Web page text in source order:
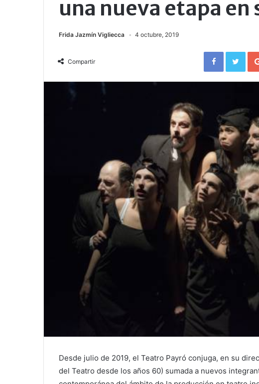
una nueva etapa
Frida Jazmín Vigliecca 4 octubre, 2019
Compartir
Facebook
Desde julio de 2019, el Teatro Payró conjuga, en su
del Teatro desde los años 60) sumada a nuevos